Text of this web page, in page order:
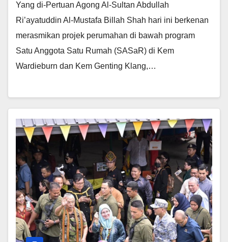
Yang di-Pertuan Agong Al-Sultan Abdullah
Ri’ayatuddin Al-Mustafa Billah Shah hari ini berkenan
merasmikan projek perumahan di bawah program
Satu Anggota Satu Rumah (SASaR) di Kem
Wardieburn dan Kem Genting Klang,…